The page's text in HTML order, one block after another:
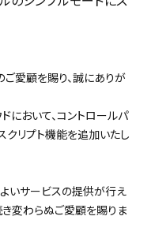
愛顧を賜り、誠にありが
において、コントロールパ
クリプト機能を追加いたし
よいサービスの提供が行え
き変わらぬご愛顧を賜りま